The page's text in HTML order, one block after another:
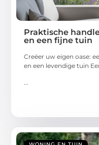
Praktische
en een fijne tuin
Creëer uw eigen oase:
en een levendige tuin